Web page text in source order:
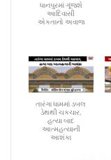
ધાનપુરમાં ગૂંજશે
આદિવાસી
એકતાનો અવાજ
તારંગા ધામમાં ડબલ
ડેથથી ચકચાર,
હત્યા બાદ
આત્મહત્યાની
આશંકા